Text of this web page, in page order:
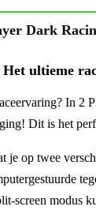
Dark
ultieme
In 2
Dit is het
je op twee
screen modus